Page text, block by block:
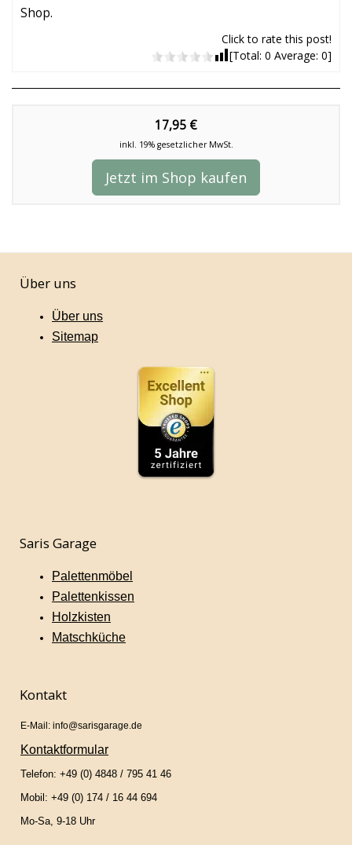
Shop.
Click to rate this post!
[Total: 0 Average: 0]
17,95 €
inkl. 19% gesetzlicher MwSt.
Jetzt im Shop kaufen
Über uns
Über uns
Sitemap
Saris Garage
Palettenmöbel
Palettenkissen
Holzkisten
Matschküche
Kontakt
E-Mail: info@sarisgarage.de
Kontaktformular
Telefon: +49 (0) 4848 / 795 41 46
Mobil: +49 (0) 174 / 16 44 694
Mo-Sa, 9-18 Uhr